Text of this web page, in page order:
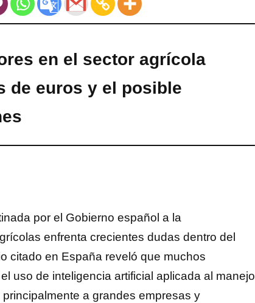
en el sector agrícola
de euros y el posible
por el Gobierno español a la
enfrenta crecientes dudas dentro del
citado en España reveló que muchos
uso de inteligencia artificial aplicada al manejo
a grandes empresas y